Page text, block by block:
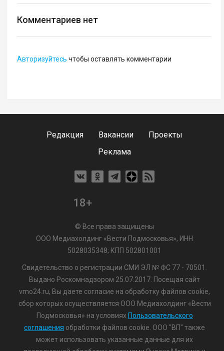
Комментариев нет
Авторизуйтесь чтобы оставлять комментарии
Редакция Вакансии
Проекты
Реклама
18+
© Все права защищены
ООО Медиахолдинг «Вести Подмосковья», ИНН
5028035348; КПП 502801001
Свидетельство о регистрации СМИ ЭЛ № ФС 77 - 70501.
Выдано Роскомнадзором 25.07.2017. Посещая сайт
vmo24.ru, Вы даете согласие на обработку файлов cookie,
сбор которых осуществляется ООО Медиахолдинг «Вести
Подмосковья» на условиях Пользовательского
соглашения обработки файлов cookie. ООО "ВП" также
может использовать указанные данные для их